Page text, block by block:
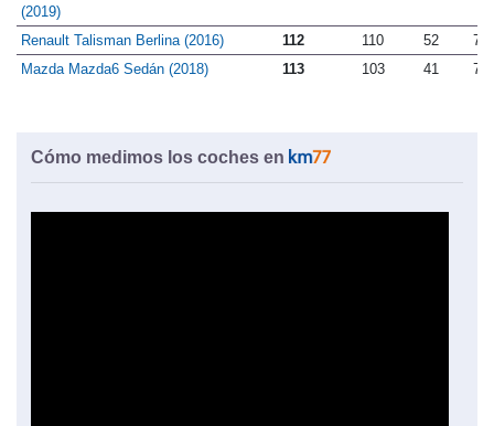
(2019)
Renault Talisman Berlina (2016) 112 110 52
76
Mazda Mazda6 Sedán (2018)
113 103 41 73
Cómo medimos los coches en